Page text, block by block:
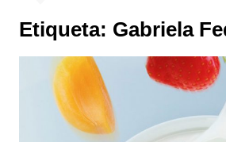
Etiqueta: Gabriela